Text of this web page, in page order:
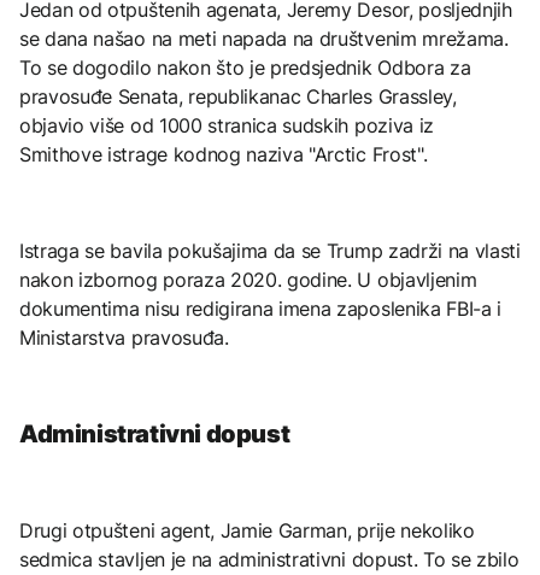
Jedan od otpuštenih agenata, Jeremy Desor, posljednjih
se dana našao na meti napada na društvenim mrežama.
To se dogodilo nakon što je predsjednik Odbora za
pravosuđe Senata, republikanac Charles Grassley,
objavio više od 1000 stranica sudskih poziva iz
Smithove istrage kodnog naziva "Arctic Frost".
Istraga se bavila pokušajima da se Trump zadrži na vlasti
nakon izbornog poraza 2020. godine. U objavljenim
dokumentima nisu redigirana imena zaposlenika FBI-a i
Ministarstva pravosuđa.
Administrativni dopust
Drugi otpušteni agent, Jamie Garman, prije nekoliko
sedmica stavljen je na administrativni dopust. To se zbilo